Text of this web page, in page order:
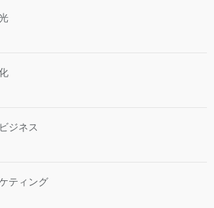
ジネス
ティング